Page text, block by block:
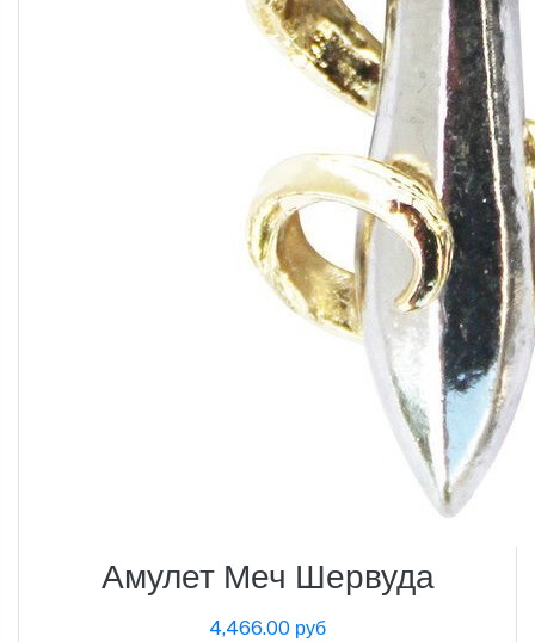
Амулет Меч Шервуда
4,466.00 руб